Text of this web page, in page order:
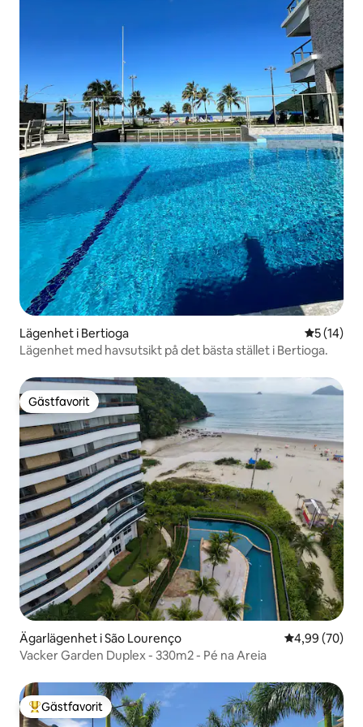
Lägenhet i Bertioga 5 av 5 i
5 (14)
Lägenhet med havsutsikt på det bästa stället i Bertioga.
Gästfavorit
Gästfavorit
Ägarlägenhet i São Lourenço 4,99 av 5 i
4,99 (70)
Vacker Garden Duplex - 330m2 - Pé na Areia
Populär gästfavorit
Gästfavorit